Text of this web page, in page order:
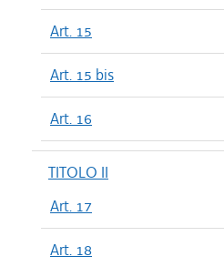
Art. 15
Art. 15 bis
Art. 16
TITOLO II
Art. 17
Art. 18